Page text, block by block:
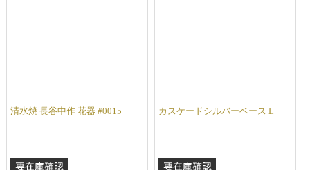
清水焼 長谷中作 花器 #0015 カスケードシルバーベース L